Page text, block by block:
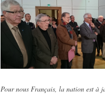
Pour nous Français, la nation est à